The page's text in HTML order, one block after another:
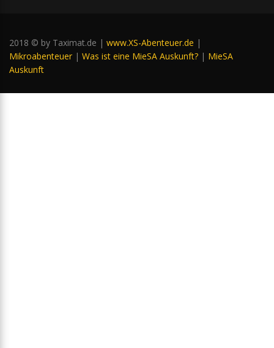
2018 © by Taximat.de | www.XS-Abenteuer.de |
Mikroabenteuer | Was ist eine MieSA Auskunft? | MieSA
Auskunft